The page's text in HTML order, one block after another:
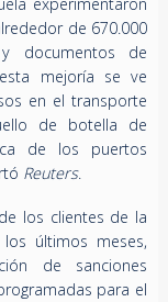
experimentaron
de 670.000
documentos de
mejoría se ve
en el transporte
de botella de
de los puertos
Reuters.
los clientes de la
últimos meses,
de sanciones
para el